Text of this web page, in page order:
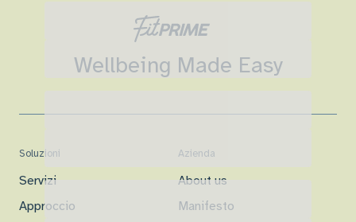
Wellbeing Made Easy
Soluzioni
Servizi
Approccio
Azienda
About us
Manifesto